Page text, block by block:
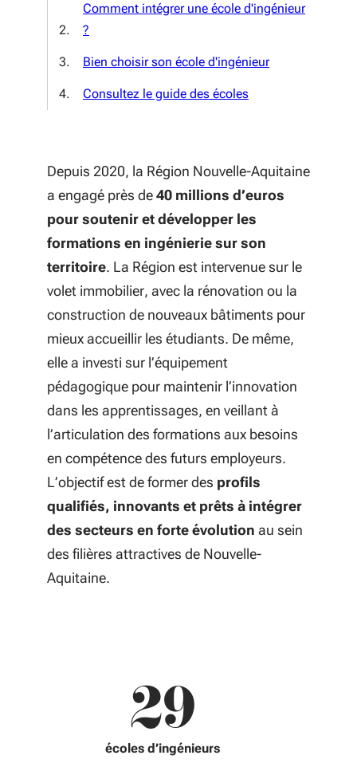
Comment intégrer une école d'ingénieur
?
Bien choisir son école d'ingénieur
Consultez le guide des écoles
Depuis 2020, la Région Nouvelle-Aquitaine
a engagé près de40 millions d’euros
pour soutenir et développer les
formations en ingénierie sur son
territoire. La Région est intervenue sur le
volet immobilier, avec la rénovation ou la
construction de nouveaux bâtiments pour
mieux accueillir les étudiants. De même,
elle a investi sur l’équipement
pédagogique pour maintenir l’innovation
dans les apprentissages, en veillant à
l’articulation des formations aux besoins
en compétence des futurs employeurs.
L’objectif est de former des profils
qualifiés, innovants et prêts à intégrer
des secteurs en forte évolution au sein
des filières attractives de Nouvelle-
Aquitaine.
29
écoles d’ingénieurs